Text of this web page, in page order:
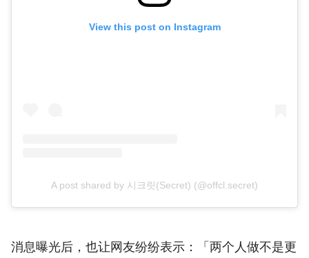
View this post on Instagram
A post shared by 시크릿(Secret) (@offcl.secret)
消息曝光后，也让网友纷纷表示：「两个人做不是更